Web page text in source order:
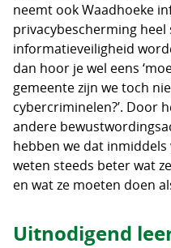
neemt ook Waadhoeke
privacybescherming
informatieveiligheid
dan hoor je wel eens
gemeente zijn we toch
cybercriminelen?’. Door
andere
hebben we dat
weten steeds beter wat
en wat ze moeten doen
Uitnodigend